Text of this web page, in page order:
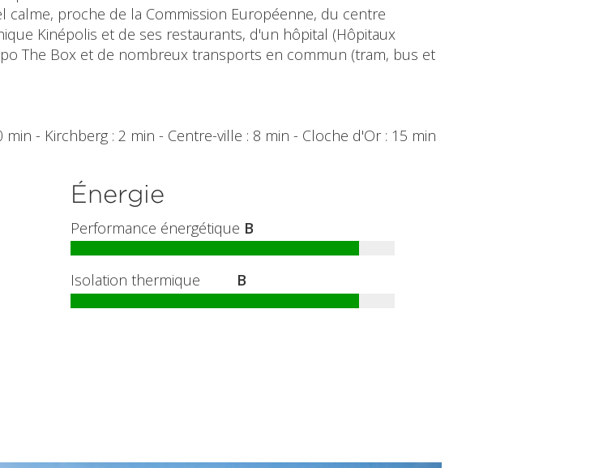
proche de la Commission Européenne, du centre
Kinépolis et de ses restaurants, d'un hôpital (Hôpitaux
The Box et de nombreux transports en commun (tram, bus et
- Kirchberg : 2 min - Centre-ville : 8 min - Cloche d'Or : 15 min
Énergie
Performance énergétique B
Isolation thermique B